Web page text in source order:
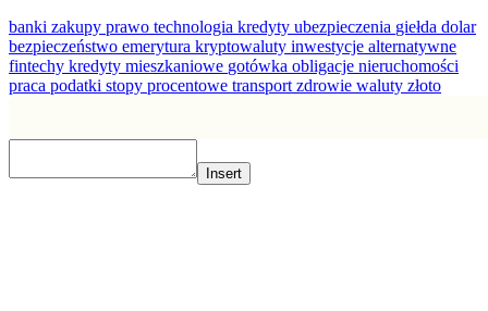
banki zakupy prawo technologia kredyty ubezpieczenia giełda dolar
bezpieczeństwo emerytura kryptowaluty inwestycje alternatywne
fintechy kredyty mieszkaniowe gotówka obligacje nieruchomości
praca podatki stopy procentowe transport zdrowie waluty złoto
Insert